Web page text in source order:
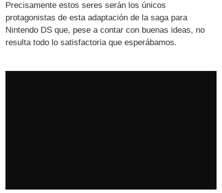
Precisamente estos seres serán los únicos
protagonistas de esta adaptación de la saga para
Nintendo DS que, pese a contar con buenas ideas, no
resulta todo lo satisfactoria que esperábamos.